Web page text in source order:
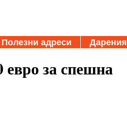
Полезни адреси Дарения
за спешна